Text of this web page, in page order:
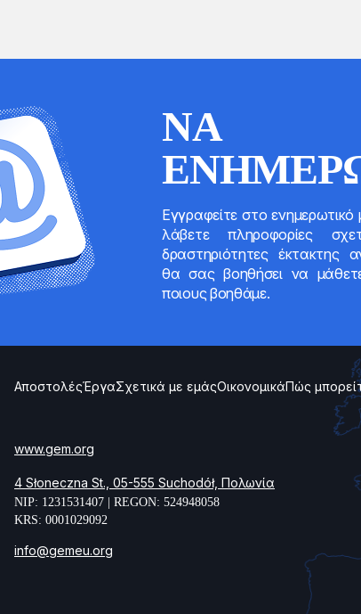
ΝΑ
Εγγραφείτε στο ενημερωτικό
λάβετε πληροφορίες
δραστηριότητες έκτακτης
θα σας βοηθήσει να
ποιους βοηθάμε.
ΑποστολέςΈργαΣχετικά με εμάςΟικονομικάΠώς
www.gem.org
4 Słoneczna St., 05-555 Suchodół, Πολωνία
NIP: 1231531407 | REGON: 524948058
KRS: 0001029092
info@gemeu.org
PŁATNOŚCI *